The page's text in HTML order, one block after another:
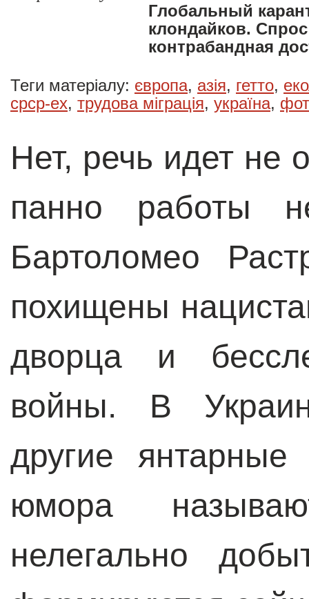
Глобальный
клондайков.
контрабандная
Теги матеріалу: європа, азія, гетто,
срср-ex, трудова міграція, україна,
Нет, речь идет не
панно работы
Бартоломео
похищены
дворца и
войны. В
другие
юмора
нелегально